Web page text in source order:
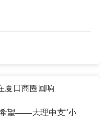
夏日商圈回响
望——大理中支“小